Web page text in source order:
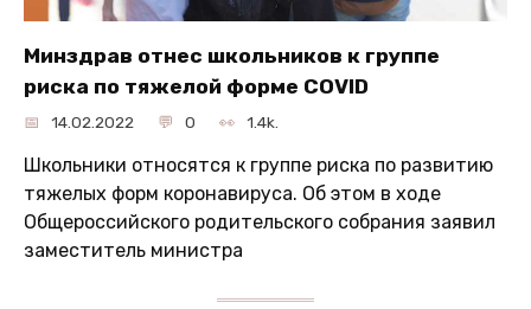
Минздрав отнес школьников к группе
риска по тяжелой форме COVID
14.02.2022 0 1.4k.
Школьники относятся к группе риска по развитию
тяжелых форм коронавируса. Об этом в ходе
Общероссийского родительского собрания заявил
заместитель министра